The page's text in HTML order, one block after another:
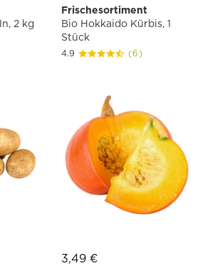
2 kg
Frischesortiment
Bio Hokkaido Kürbis, 1
Stück
4.9 (6)
3,49 €